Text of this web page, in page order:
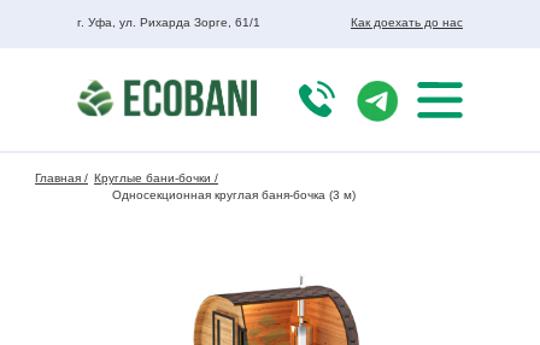
г. Уфа, ул. Рихарда Зорге, 61/1 Как доехать до нас
Главная / Круглые бани-бочки /
Односекционная круглая баня-бочка (3 м)